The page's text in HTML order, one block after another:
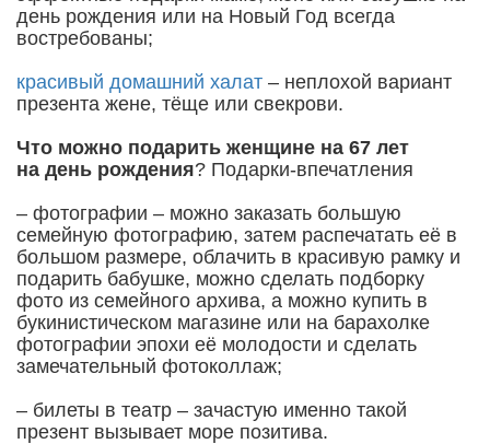
день рождения или на Новый Год всегда
востребованы;
красивый домашний халат – неплохой вариант
презента жене, тёще или свекрови.
Что можно подарить женщине на 67 лет
на день рождения? Подарки-впечатления
– фотографии – можно заказать большую
семейную фотографию, затем распечатать её в
большом размере, облачить в красивую рамку и
подарить бабушке, можно сделать подборку
фото из семейного архива, а можно купить в
букинистическом магазине или на барахолке
фотографии эпохи её молодости и сделать
замечательный фотоколлаж;
– билеты в театр – зачастую именно такой
презент вызывает море позитива.